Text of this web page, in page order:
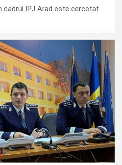
cadrul IPJ Arad este cercetat